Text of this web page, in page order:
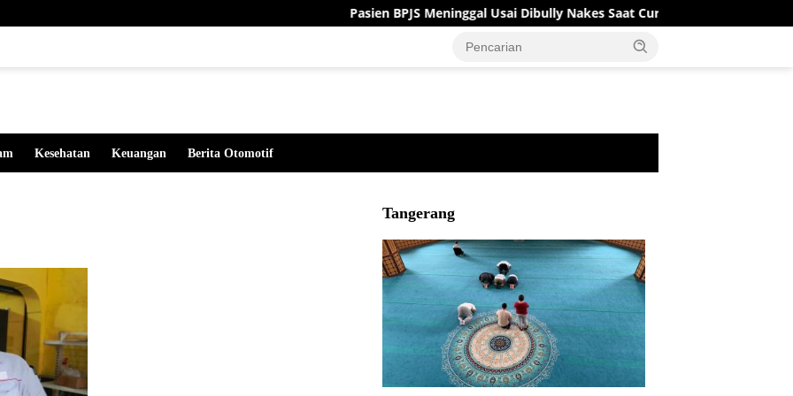
Pasien BPJS Meninggal Usai Dibully Nakes Saat Curhat di Threads
Kesehatan Keuangan Berita Otomotif
Tangerang